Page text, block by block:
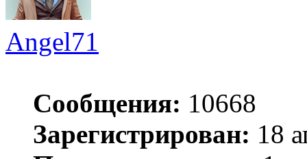
Angel71
Сообщения: 10668
Зарегистрирован: 18